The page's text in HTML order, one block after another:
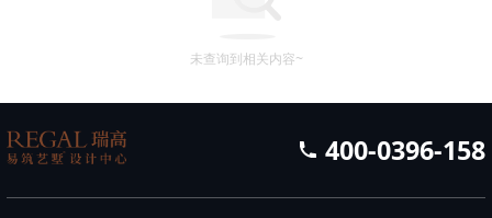
未查询到相关内容~
400-0396-158